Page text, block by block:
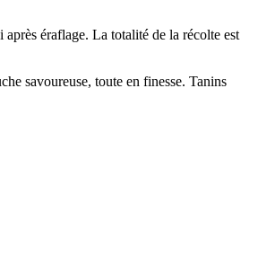
éraflage. La totalité de la récolte est
savoureuse, toute en finesse. Tanins